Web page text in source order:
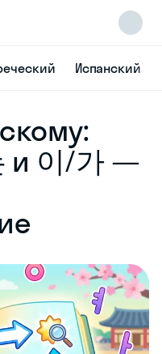
Испанский
и 이/가 —